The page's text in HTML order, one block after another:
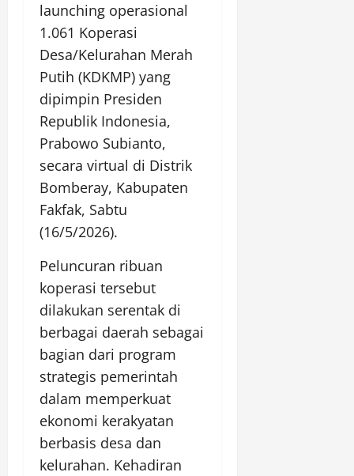
launching operasional
1.061 Koperasi
Desa/Kelurahan Merah
Putih (KDKMP) yang
dipimpin Presiden
Republik Indonesia,
Prabowo Subianto,
secara virtual di Distrik
Bomberay, Kabupaten
Fakfak, Sabtu
(16/5/2026).
Peluncuran ribuan
koperasi tersebut
dilakukan serentak di
berbagai daerah sebagai
bagian dari program
strategis pemerintah
dalam memperkuat
ekonomi kerakyatan
berbasis desa dan
kelurahan. Kehadiran